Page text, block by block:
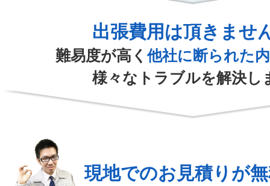
出張費用は頂きませ
難易度が高く他社に断られた
様々なトラブルを解決し
現地でのお見積りが